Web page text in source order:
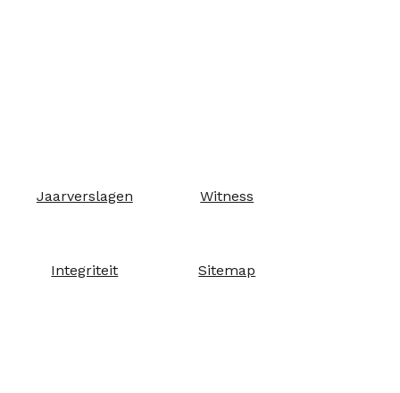
Jaarverslagen Witness
Integriteit Sitemap